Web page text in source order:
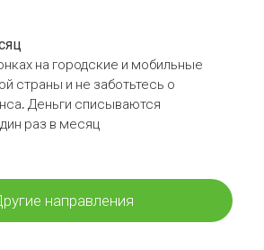
на городские и мобильные
страны и не заботьтесь о
Деньги списываются
раз в месяц
направления